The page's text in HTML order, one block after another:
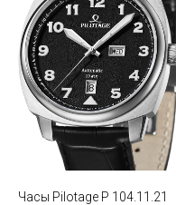
Часы Pilotage P 104.11.21